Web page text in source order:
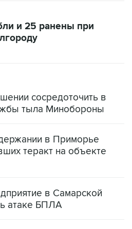
и 25 ранены при
сосредоточить в
тыла Минобороны
в Приморье
теракт на объекте
в Самарской
атаке БПЛА